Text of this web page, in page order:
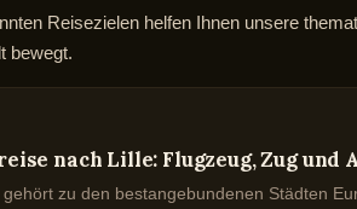
Reisezielen helfen Ihnen unsere
bewegt.
nach Lille: Flugzeug, Zug und
gehört zu den bestangebundenen Städten